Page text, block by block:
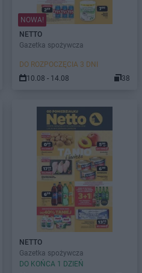
NOWA!
NETTO
Gazetka spożywcza
DO ROZPOCZĘCIA 3 DNI
10.08 - 14.08
38
NETTO
Gazetka spożywcza
DO KOŃCA 1 DZIEŃ